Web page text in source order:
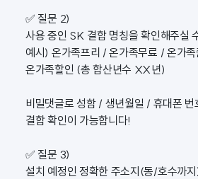
✅ 질문 2)
사용 중인 SK 결합 명칭을 확인해주실
예시) 온가족프리 / 온가족무료 / 온가
온가족할인 (총 합산년수 XX년)
비밀댓글로 성함 / 생년월일 / 휴대폰
결합 확인이 가능합니다!
✅ 질문 3)
설치 예정인 정확한 주소지(동/호수까